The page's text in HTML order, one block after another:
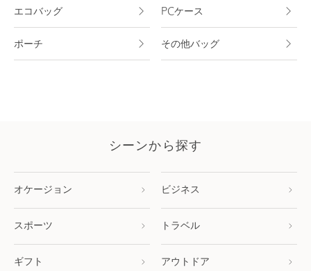
エコバッグ PCケース
ポーチ その他バッグ
シーンから探す
オケージョン ビジネス
スポーツ トラベル
ギフト アウトドア